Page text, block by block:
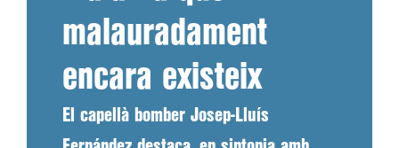
malauradament
encara existeix
El capellà bomber Josep-Lluís